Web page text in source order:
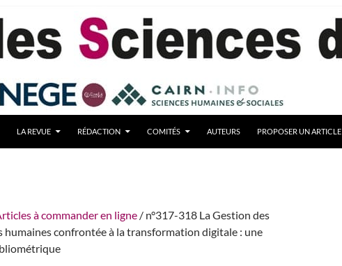
LA REVUE RÉDACTION COMITÉS AUTEURS PROPOSER UN ARTICLE
à commander en ligne / n°317-318 La Gestion des
humaines confrontée à la transformation digitale : une